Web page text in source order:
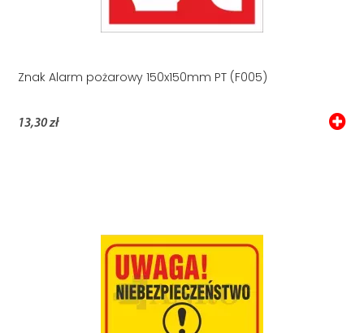
Znak Alarm pożarowy 150x150mm PT (F005)
13,30 zł